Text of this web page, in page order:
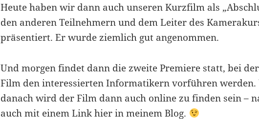
Heute haben wir dann auch unseren Kurzfilm als
den anderen Teilnehmern und dem Leiter des
präsentiert. Er wurde ziemlich gut angenommen.
Und morgen findet dann die zweite Premiere statt, bei
Film den interessierten Informatikern vorführen werden.
danach wird der Film dann auch online zu finden sein –
auch mit einem Link hier in meinem Blog.